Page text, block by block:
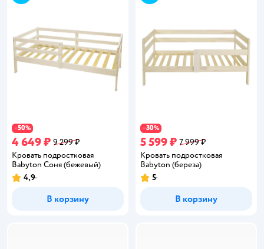
−50%
4 649 ₽ 9 299 ₽
Кровать подростковая
Babyton Соня (бежевый)
Рейтинг:
4,9
В корзину
−30%
5 599 ₽ 7 999 ₽
Кровать подростковая
Babyton (береза)
Рейтинг:
5
В корзину